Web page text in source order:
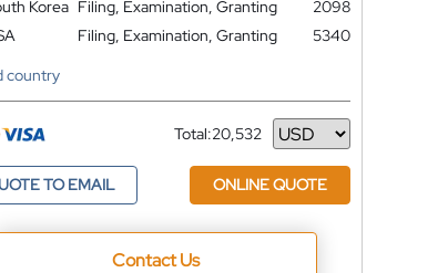
Korea Filing, Examination, Granting
2098
Filing, Examination, Granting
5340
country
Total:20,532
Currency
TO EMAIL ONLINE QUOTE
Contact Us